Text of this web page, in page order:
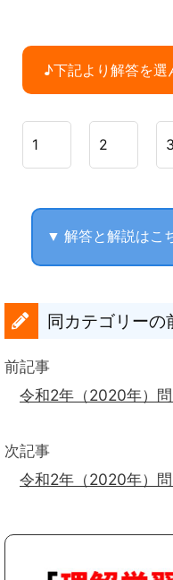
♪下記より解答を選
1 2 3
▼ 解答と解説はこ
同カテゴリーの
前記事
令和2年（2020年）
次記事
令和2年（2020年）